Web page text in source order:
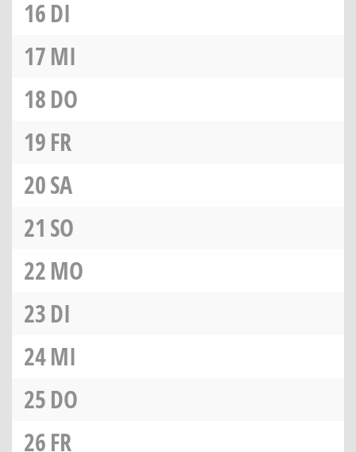
16DI
17MI
18DO
19FR
20SA
21 SO
22MO
23DI
24MI
25DO
26FR